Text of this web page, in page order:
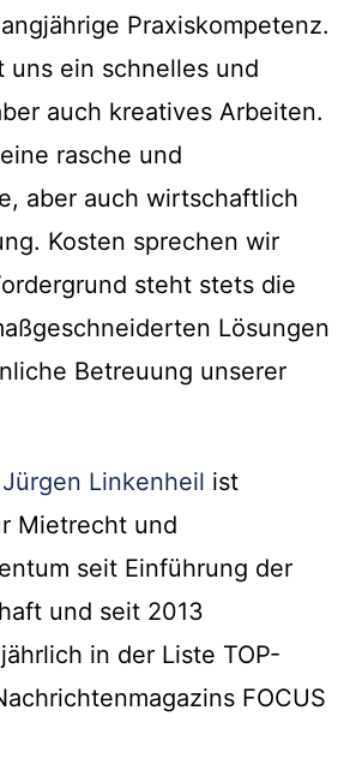
Praxiskompetenz.
uns ein schnelles und
auch kreatives Arbeiten.
rasche und
aber auch wirtschaftlich
Kosten sprechen wir
steht stets die
Lösungen
Betreuung unserer
Jürgen Linkenheil ist
Mietrecht und
seit Einführung der
und seit 2013
in der Liste TOP-
FOCUS